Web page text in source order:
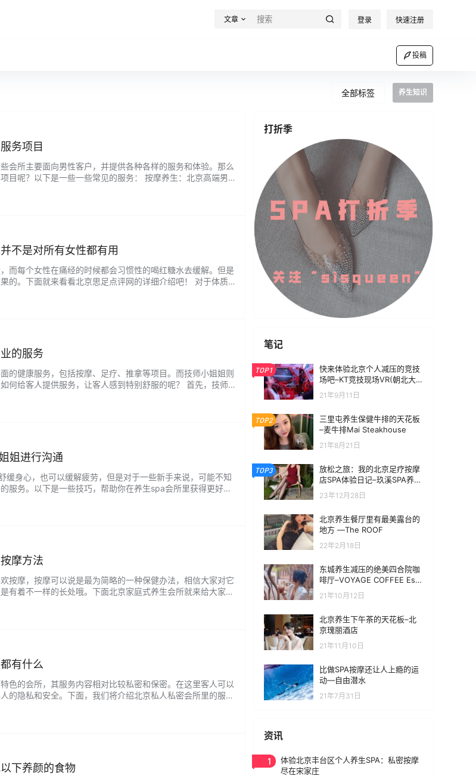
文章 登录 快速注册
投稿
全部标签 养生知识
务项目
会所主要面向男性客户，并提供各种各样的服务和体验。那么
目呢？以下是一些一些常见的服务： 按摩养生：北京高端男
不是对所有女性都有用
而每个女性在痛经的时候都会习惯性的喝红糖水去缓解。但是
的。下面就来看看北京思足点评网的详细介绍吧！ 对于体质
的服务
的健康服务，包括按摩、足疗、推拿等项目。而技师小姐姐则
何给客人提供服务，让客人感到特别舒服的呢？ 首先，技师
姐进行沟通
缓身心，也可以缓解疲劳，但是对于一些新手来说，可能不知
服务。以下是一些技巧，帮助你在养生spa会所里获得更好的
摩方法
按摩，按摩可以说是最为简略的一种保健办法，相信大家对它
有着不一样的长处哦。下面北京家庭式养生会所就来给大家讲
有什么
色的会所，其服务内容相对比较私密和保密。在这里客人可以
的隐私和安全。下面，我们将介绍北京私人私密会所里的服务
下养颜的食物
打折季
笔记
TOP1
快来体验北京个人减压的竞技
场吧–KT竞技现场VR(朝北大悦
城店)
21年9月11日
TOP2
三里屯养生保健牛排的天花板
–麦牛排Mai Steakhouse
21年8月21日
TOP3
放松之旅：我的北京足疗按摩
店SPA体验日记–玖溪SPA养生
会所
23年12月28日
北京养生餐厅里有最美露台的
地方 —The ROOF
22年2月18日
东城养生减压的绝美四合院咖
啡厅–VOYAGE COFFEE Espr
esso(南锣鼓巷店)
21年10月12日
北京养生下午茶的天花板–北
京瑰丽酒店
21年11月10日
比做SPA按摩还让人上瘾的运
动—自由潜水
21年7月31日
资讯
1
体验北京丰台区个人养生SPA：私密按摩
尽在宋家庄